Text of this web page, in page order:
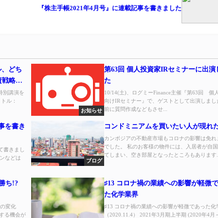
『株主手帳2021年4月号』に連載記事を書きました
どち
略は
別講演を
ル：
お知らせ
第63回 個人投資家IRセミナーに出演
た
10/14(土)、ログミーFinance主催『第63回 個
向けIRセミナー』で、ゲストとして出演しまし
前に質問作成などもさせ...
を書き
書きまし
などは
ブログ
コンドミニアムを買いたい人が現れ
カンボジアの不動産市場もコロナの影響は免れ
でした。 私のお客様の物件には、入居者が自
てしまい、空き部屋となったところもあります
ち!?
の変化
る機会が
♯13 コロナ禍の業績への影響が軽微
た化学業界
♯13 コロナ禍の業績への影響が軽微であった化
（2020.11.4） 2021年3月期上半期 (2020年4月